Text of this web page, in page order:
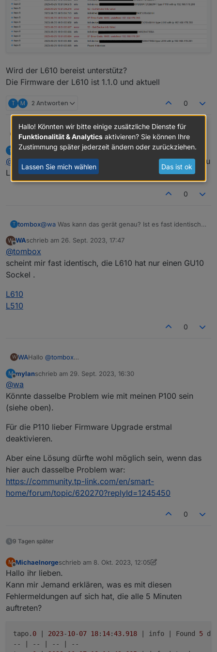
tapo.0
Wird der L610 bereist unterstütz?
Die Firmware der L610 ist 1.1.0 und aktuell
T M 2 Antworten 0
WA Hallo
tombox
erst mal vielen Dank für Entwicklung des Adapters,
ich habe den Adapter heute installiert.
Die Steckdose P110 kann problemlos abgefragt und
gesteuert werden.
Meine 3 L610 bringen folgende Fehler im Log.
Wird der L610 bereist unterstütz?
T
Offline
tomboxschrieb am26. Sept. 2023, 06:28
@ waWas kann das gerät genau? Ist es fast identisch zu
L510E ?
0
T tombox@wa Was kann das gerät genau? Ist es fast identisch
W
Offline
WAschrieb am 26. Sept. 2023, 17:47
zuletzt editiert von
@tombox
scheint mir fast identisch, die L610 hat nur einen GU10
Sockel .
L610
L510
0
W WAHallo @tombox
ich habe den Adapter heute installiert.
gesteuert werden.
Meine 3 L610 bringen folgende Fehler im Log.
Die Firmware der L610 ist 1.1.0 und aktuell
M mylanschrieb am 29. Sept. 2023, 16:30
zuletzt editiert von
@wa
Könnte dasselbe Problem wie mit meinen P100 sein
(siehe oben).
Für die P110 lieber Firmware Upgrade erstmal
deaktivieren.
Aber eine Lösung dürfte wohl möglich sein, wenn das
hier auch dasselbe Problem war:
https://community.tp-link.com/en/smart-
home/forum/topic/620270?replyId=1245450
0
9 Tagen später
M
Offline
Michaelnorgeschrieb am 8. Okt. 2023, 12:05
zuletzt editiert von Michaelnorge
Hallo ihr lieben.
Kann mir Jemand erklären, was es mit diesen
Fehlermeldungen auf sich hat, die alle 5 Minuten
auftreten?
tapo. 0 2023-10-07 18: 14:43.918 | info | Found 5
-- | -- | -- | --
Hallo! Könnten wir bitte einige zusätzliche Dienste für
Funktionalität & Analytics aktivieren? Sie können Ihre
Zustimmung später jederzeit ändern oder zurückziehen.
Lassen Sie mich wählen Das ist ok